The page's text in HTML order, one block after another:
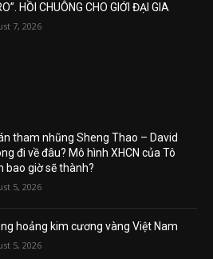
HỒI CHUÔNG CHO GIỚI ĐẠI GIA
7, 2026
tham nhũng Sheng Thao – David
đi về đâu? Mô hình XHCN của Tô
bao giờ sẽ thành?
5, 2026
hoảng kim cương vàng Việt Nam
5, 2026